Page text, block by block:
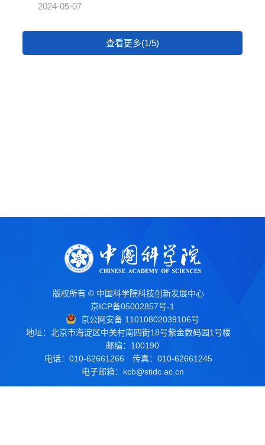
2024-05-07
查看更多(1/5)
版权所有 © 中国科学院科技创新发展中心
京ICP备05002857号-1
京公网安备 11010802039106号
地址：北京市海淀区中关村南四街18号紫金数码园1号楼
邮编：100190
电话：010-62661266
传真：010-62661245
电子邮箱： kcb@stidc.ac.cn